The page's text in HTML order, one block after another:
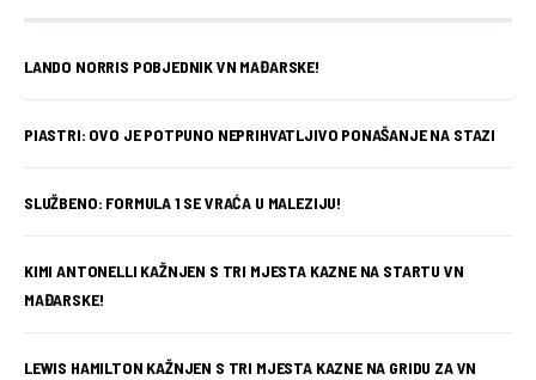
LANDO NORRIS POBJEDNIK VN MAĐARSKE!
PIASTRI: OVO JE POTPUNO NEPRIHVATLJIVO PONAŠANJE NA STAZI
SLUŽBENO: FORMULA 1 SE VRAĆA U MALEZIJU!
KIMI ANTONELLI KAŽNJEN S TRI MJESTA KAZNE NA STARTU VN
MAĐARSKE!
LEWIS HAMILTON KAŽNJEN S TRI MJESTA KAZNE NA GRIDU ZA VN